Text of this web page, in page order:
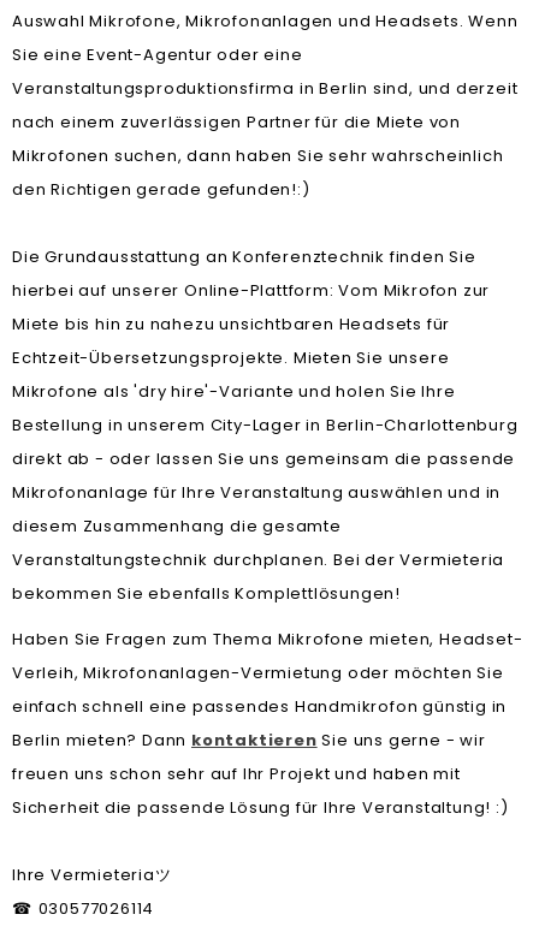
Auswahl Mikrofone, Mikrofonanlagen und Headsets. Wenn
Sie eine Event-Agentur oder eine
Veranstaltungsproduktionsfirma in Berlin sind, und derzeit
nach einem zuverlässigen Partner für die Miete von
Mikrofonen suchen, dann haben Sie sehr wahrscheinlich
den Richtigen gerade gefunden!:)
Die Grundausstattung an Konferenztechnik finden Sie
hierbei auf unserer Online-Plattform: Vom Mikrofon zur
Miete bis hin zu nahezu unsichtbaren Headsets für
Echtzeit-Übersetzungsprojekte. Mieten Sie unsere
Mikrofone als 'dry hire'-Variante und holen Sie Ihre
Bestellung in unserem City-Lager in Berlin-Charlottenburg
direkt ab - oder lassen Sie uns gemeinsam die passende
Mikrofonanlage für Ihre Veranstaltung auswählen und in
diesem Zusammenhang die gesamte
Veranstaltungstechnik durchplanen. Bei der Vermieteria
bekommen Sie ebenfalls Komplettlösungen!
Haben Sie Fragen zum Thema Mikrofone mieten, Headset-
Verleih, Mikrofonanlagen-Vermietung oder möchten Sie
einfach schnell eine passendes Handmikrofon günstig in
Berlin mieten? Dann kontaktieren Sie uns gerne - wir
freuen uns schon sehr auf Ihr Projekt und haben mit
Sicherheit die passende Lösung für Ihre Veranstaltung! :)
Ihre Vermieteria ツ
☎ 030577026114